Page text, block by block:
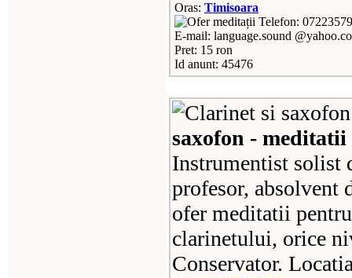
Oras: Timisoara
Telefon:
E-mail: language.sound
Pret: 15 ron
Id anunt: 45476
saxofon - meditatii
Instrumentist solist
profesor, absolvent
ofer meditatii
clarinetului, orice
Conservator.